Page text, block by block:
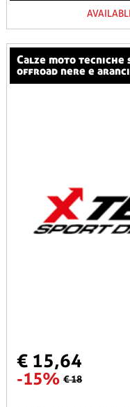
calze moto tecniche sportive invernali compression
offroad nere e
€ 15,64
-15% € 18